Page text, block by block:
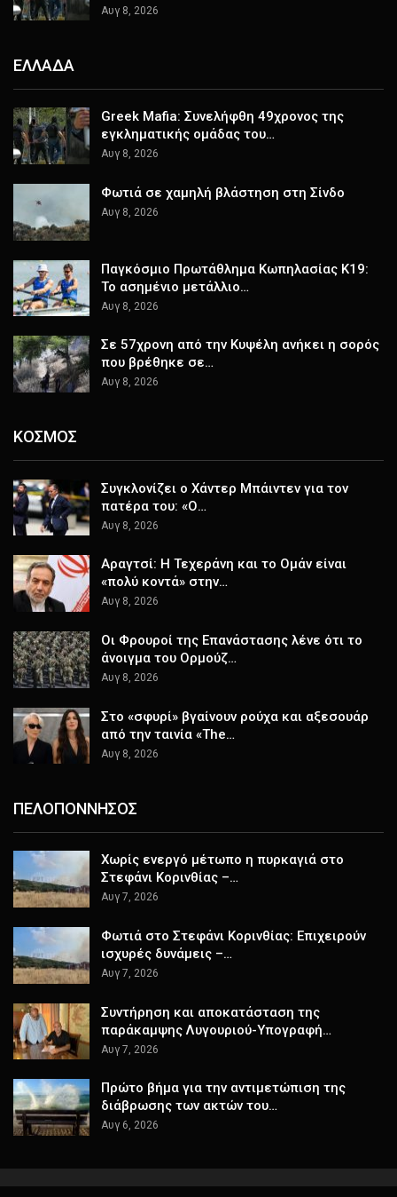
Αυγ 8, 2026
ΕΛΛΑΔΑ
Greek Mafia: Συνελήφθη 49χρονος της
εγκληματικής ομάδας του…
Αυγ 8, 2026
Φωτιά σε χαμηλή βλάστηση στη Σίνδο
Αυγ 8, 2026
Παγκόσμιο Πρωτάθλημα Κωπηλασίας Κ19:
Το ασημένιο μετάλλιο…
Αυγ 8, 2026
Σε 57χρονη από την Κυψέλη ανήκει η σορός
που βρέθηκε σε…
Αυγ 8, 2026
ΚΟΣΜΟΣ
Συγκλονίζει ο Χάντερ Μπάιντεν για τον
πατέρα του: «Ο…
Αυγ 8, 2026
Αραγτσί: Η Τεχεράνη και το Ομάν είναι
«πολύ κοντά» στην…
Αυγ 8, 2026
Οι Φρουροί της Επανάστασης λένε ότι το
άνοιγμα του Ορμούζ…
Αυγ 8, 2026
Στο «σφυρί» βγαίνουν ρούχα και αξεσουάρ
από την ταινία «The…
Αυγ 8, 2026
ΠΕΛΟΠΟΝΝΗΣΟΣ
Χωρίς ενεργό μέτωπο η πυρκαγιά στο
Στεφάνι Κορινθίας –…
Αυγ 7, 2026
Φωτιά στο Στεφάνι Κορινθίας: Επιχειρούν
ισχυρές δυνάμεις –…
Αυγ 7, 2026
Συντήρηση και αποκατάσταση της
παράκαμψης Λυγουριού-Υπογραφή…
Αυγ 7, 2026
Πρώτο βήμα για την αντιμετώπιση της
διάβρωσης των ακτών του…
Αυγ 6, 2026